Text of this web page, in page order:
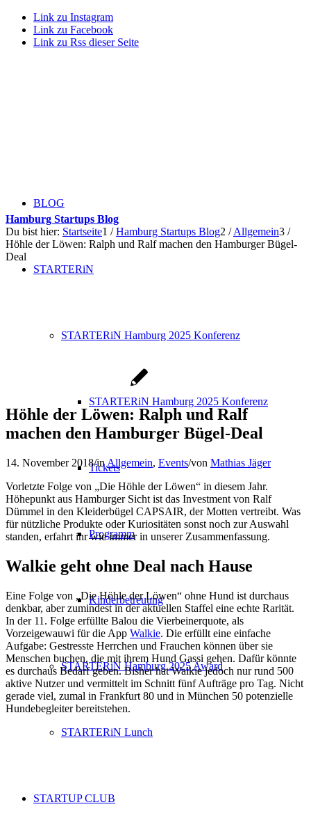
Link zu Instagram
Link zu Facebook
Link zu Rss dieser Seite
BLOG
STARTERiN
STARTERiN Hamburg 2025 Konferenz
STARTERiN Hamburg 2025 Konferenz
Tickets
Programm
Kinderbetreuung
STARTERiN Hamburg 2025 Award
STARTERiN Lunch
STARTUP CLUB
Hamburg Startups Blog
Du bist hier: Startseite1 / Hamburg Startups Blog2 / Allgemein3 /
Höhle der Löwen: Ralph und Ralf machen den Hamburger Bügel-
Deal
Höhle der Löwen: Ralph und Ralf
machen den Hamburger Bügel-Deal
14. November 2018/in Allgemein, Events/von Mathias Jäger
Vorletzte Folge von „Die Höhle der Löwen“ in diesem Jahr.
Höhepunkt aus Hamburger Sicht ist das Investment von Ralf
Dümmel in den Kleiderbügel CAPSAIR, der Motten vertreibt. Was
für nützliche Produkte oder Kuriositäten sonst noch zur Auswahl
standen, erfahrt ihr wie immer in unserer Zusammenfassung.
Walkie geht ohne Deal nach Hause
Eine Folge von „Die Höhle der Löwen“ ohne Hund ist durchaus
denkbar, aber zumindest in der aktuellen Staffel eine echte Rarität.
In der 11. Folge erfüllte Balou die Vierbeinerquote, als
Vorzeigewauwi für die App Walkie. Die erfüllt eine einfache
Aufgabe: Gestresste Herrchen und Frauchen können über sie
Menschen buchen, die mit ihrem Hund Gassi gehen. Dafür könnte
es durchaus Bedarf geben. Bisher hat Walkie jedoch nur rund 500
aktive Nutzer und vermittelt im Schnitt fünf Aufträge pro Tag. Nicht
gerade viel, zumal in Frankfurt 80 und in München 50 potenzielle
Hundebegleiter bereitstehen.